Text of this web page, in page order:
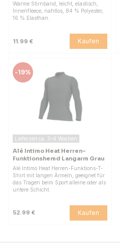
Warme Stirnband, leicht, elastisch,
Innenfleece, nahtlos, 84 % Polyester,
16 % Elasthan.
11.99 € Kaufen
-19%
Lieferzeit ca. 3–4 Wochen
Alé Intimo Heat Herren-
Funktionshemd Langarm Grau
Alé Intimo Heat Herren-Funktions-T-
Shirt mit langen Ärmeln, geeignet für
das Tragen beim Sport alleine oder als
untere Schicht.
52.99 € Kaufen